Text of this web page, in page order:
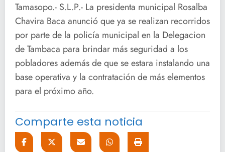
Tamasopo.- S.L.P.- La presidenta municipal Rosalba
Chavira Baca anunció que ya se realizan recorridos
por parte de la policía municipal en la Delegacion
de Tambaca para brindar más seguridad a los
pobladores además de que se estara instalando una
base operativa y la contratación de más elementos
para el próximo año.
Comparte esta noticia